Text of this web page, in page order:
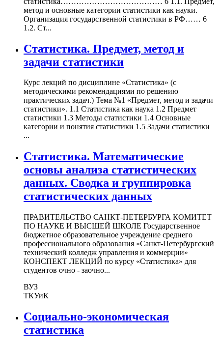
метод и основные категории статистики как науки.
Организация государственной статистики в РФ…… 6
1.2. Ст...
Статистика. Предмет, метод и
задачи статистики
Курс лекций по дисциплине «Статистика» (с
методическими рекомендациями по решению
практических задач.) Тема №1 «Предмет, метод и задачи
статистики». 1.1 Статистика как наука 1.2 Предмет
статистики 1.3 Методы статистики 1.4 Основные
категории и понятия статистики 1.5 Задачи статистики
...
Статистика. Математические
основы анализа статистических
данных. Сводка и группировка
статистических данных
ПРАВИТЕЛЬСТВО САНКТ-ПЕТЕРБУРГА КОМИТЕТ
ПО НАУКЕ И ВЫСШЕЙ ШКОЛЕ Государственное
бюджетное образовательное учреждение среднего
профессионального образования «Санкт-Петербургский
технический колледж управления и коммерции»
КОНСПЕКТ ЛЕКЦИЙ по курсу «Статистика» для
студентов очно - заочно...
ВУЗ
ТКУиК
Социально-экономическая
статистика